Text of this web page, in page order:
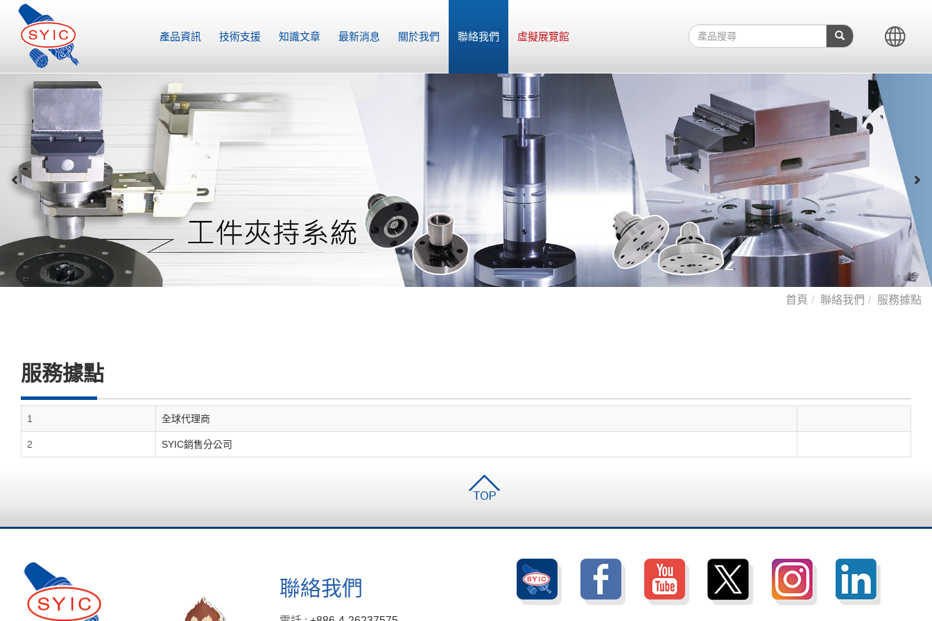
產品資訊 技術支援 知識文章 最新消息 關於我們 聯絡我們 虛擬展覽館
首頁 聯絡我們 服務據點
服務據點
1 全球代理商
2 SYIC銷售分公司
聯絡我們